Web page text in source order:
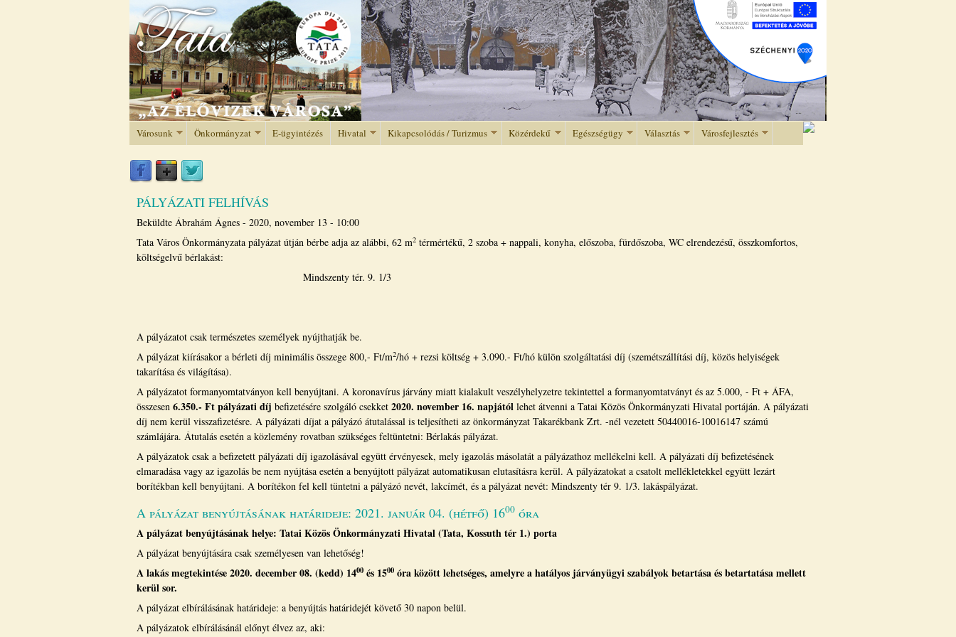
Jump to navigation
Városunk Önkormányzat E-ügyintézés Hivatal Kikapcsolódás / Turizmus Közérdekű Egészségügy Választás Városfejlesztés
PÁLYÁZATI FELHÍVÁS
Beküldte Ábrahám Ágnes - 2020, november 13 - 10:00
Tata Város Önkormányzata pályázat útján bérbe adja az alábbi, 62 m2 térmértékű, 2 szoba + nappali, konyha, előszoba, fürdőszoba, WC elrendezésű, összkomfortos,
költségelvű bérlakást:
Mindszenty tér. 9. 1/3
A pályázatot csak természetes személyek nyújthatják be.
A pályázat kiírásakor a bérleti díj minimális összege 800,- Ft/m2/hó + rezsi költség + 3.090.- Ft/hó külön szolgáltatási díj (szemétszállítási díj, közös helyiségek
takarítása és világítása).
A pályázatot formanyomtatványon kell benyújtani. A koronavírus járvány miatt kialakult veszélyhelyzetre tekintettel a formanyomtatványt és az 5.000, - Ft + ÁFA,
összesen 6.350.- Ft pályázati díj befizetésére szolgáló csekket 2020. november 16. napjától lehet átvenni a Tatai Közös Önkormányzati Hivatal portáján. A pályázati
díj nem kerül visszafizetésre. A pályázati díjat a pályázó átutalással is teljesítheti az önkormányzat Takarékbank Zrt. -nél vezetett 50440016-10016147 számú
számlájára. Átutalás esetén a közlemény rovatban szükséges feltüntetni: Bérlakás pályázat.
A pályázatok csak a befizetett pályázati díj igazolásával együtt érvényesek, mely igazolás másolatát a pályázathoz mellékelni kell. A pályázati díj befizetésének
elmaradása vagy az igazolás be nem nyújtása esetén a benyújtott pályázat automatikusan elutasításra kerül. A pályázatokat a csatolt mellékletekkel együtt lezárt
borítékban kell benyújtani. A borítékon fel kell tüntetni a pályázó nevét, lakcímét, és a pályázat nevét: Mindszenty tér 9. 1/3. lakáspályázat.
A pályázat benyújtásának határideje: 2021. január 04. (hétfő) 1600 óra
A pályázat benyújtásának helye: Tatai Közös Önkormányzati Hivatal (Tata, Kossuth tér 1.) porta
A pályázat benyújtására csak személyesen van lehetőség!
A lakás megtekintése 2020. december 08. (kedd) 1400 és 1500 óra között lehetséges, amelyre a hatályos járványügyi szabályok betartása és betartatása mellett
kerül sor.
A pályázat elbírálásának határideje: a benyújtás határidejét követő 30 napon belül.
A pályázatok elbírálásánál előnyt élvez az, aki: